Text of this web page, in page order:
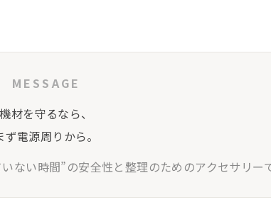
MESSAGE
機材を守るなら、
ず電源周りから。
ない時間”の安全性と整理のためのアクセサリー